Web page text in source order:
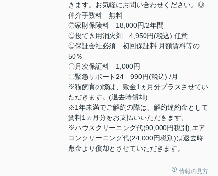
きます。お気軽にお問い合わせください。◎
仲介手数料 無料
◎家財保険料 18,000円/2年間
◎投てき用消火剤 4,950円(税込) 任意
◎保証会社必須 初回保証料 月額賃料等の
50％
〇月次保証料 1,000円
〇緊急サポート24 990円(税込) /月
※猫飼育の際は、敷金1ヵ月分プラスさせてい
ただきます。(退去時償却)
※1年未満でご解約の際は、解約違約金として
賃料1ヵ月分をお支払いいただきます。
※ハウスクリーニング代(90,000円税別),エア
コンクリーニング代(24,000円税別)は退去時
敷金より償却とさせていただきます。
情報の見方